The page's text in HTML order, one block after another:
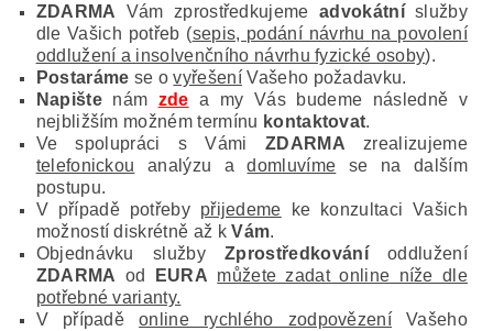
ZDARMA Vám zprostředkujeme advokátníslužby
dle Vašich potřeb (sepis, podání návrhu na povolení
oddlužení a insolvenčního návrhu fyzické osoby).
Postaráme se ovyřešeníVašeho požadavku.
Napištenám zde a my Vás budeme následně v
nejbližším možném termínu kontaktovat.
Ve spolupráci s Vámi ZDARMA zrealizujeme
telefonickou analýzu adomluvíme se na dalším
postupu.
V případě potřeby přijedeme ke konzultaci Vašich
možností diskrétně až kVám.
Objednávku služby
Zprostředkováníoddlužení
ZDARMA od EURA můžete zadat online níže dle
potřebné varianty.
V případěonline rychlého zodpovězení Vašeho